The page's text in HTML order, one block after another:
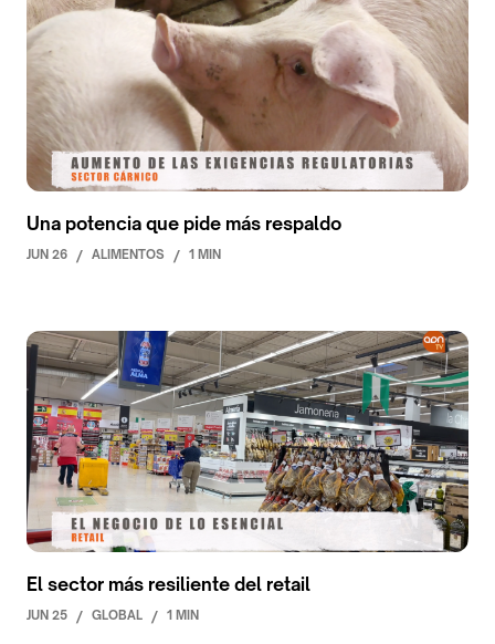
Una potencia que pide más respaldo
JUN 26 / ALIMENTOS / 1 MIN
El sector más resiliente del retail
JUN 25 / GLOBAL / 1 MIN